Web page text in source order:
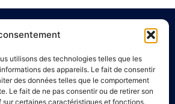
utilisons des technologies telles que les
des appareils. Le fait de consentir
des données telles que le comportement
Le fait de ne pas consentir ou de retirer son
certaines caractéristiques et fonctions.
Liens utiles
Annuaire de santé
Mentions légales
Politique de confidentialité